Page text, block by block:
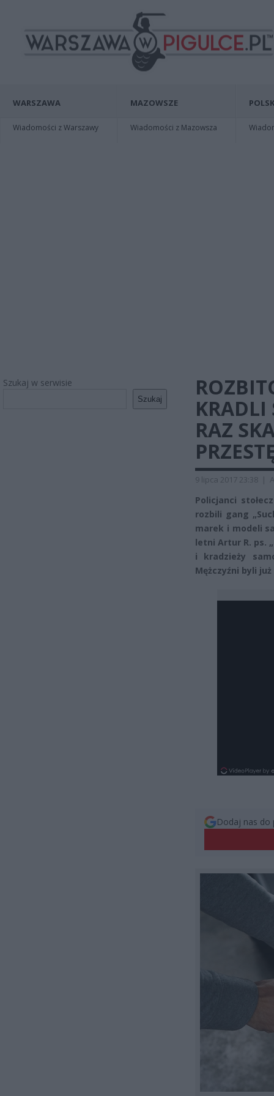
WARSZAWA
Wiadomości z Warszawy
MAZOWSZE
Wiadomości z Mazowsza
Szukaj w serwisie
Szukaj
KRADLI
RAZ
9 lipca 2017 23:38 |
Policjanci
rozbili gang
marek i modeli
letni Artur R. ps.
i kradzieży
Mężczyźni byli
Dodaj nas do